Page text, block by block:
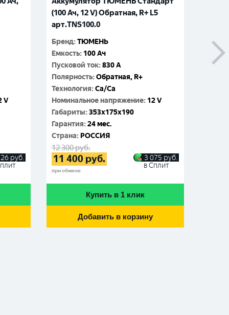
ZUBR Ultra 90Ah
ZUBR Ultra 90Ah
V
руб.
(100 Ач, 12 V) Обратная, R+ L5
арт.TNS100.0
Бренд:ТЮМЕНЬ
Емкость: 100 Ач
Пусковой ток:830 A
Полярность:Обратная, R+
Технология:Ca/Ca
Номинальное напряжение: 12 V
Габариты:353x175x190
Гарантия:24 мес.
Cтрана: РОССИЯ
12 300руб.
11 400 руб.
при обмене
3 075 руб.
в Сплит
Купить в 1 клик
Добавить в корзину